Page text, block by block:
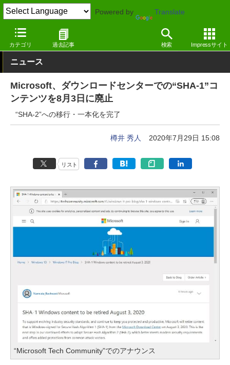
Powered by Translate
カテゴリ 過去記事 検索 Impressサイト
窓の杜 セキュリティ Windows
ニュース
Microsoft、ダウンロードセンターでの“SHA-1”コ
ンテンツを8月3日に廃止
“SHA-2”への移行・一本化を完了
樽井 秀人 2020年7月29日 15:08
リスト
“Microsoft Tech Community”でのアナウンス